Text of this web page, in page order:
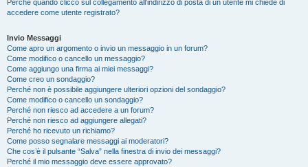
Perché quando clicco sul collegamento all’indirizzo di posta di un utente mi chiede di
accedere come utente registrato?
Invio Messaggi
Come apro un argomento o invio un messaggio in un forum?
Come modifico o cancello un messaggio?
Come aggiungo una firma ai miei messaggi?
Come creo un sondaggio?
Perché non è possibile aggiungere ulteriori opzioni del sondaggio?
Come modifico o cancello un sondaggio?
Perché non riesco ad accedere a un forum?
Perché non riesco ad aggiungere allegati?
Perché ho ricevuto un richiamo?
Come posso segnalare messaggi ai moderatori?
Che cos’è il pulsante “Salva” nella finestra di invio dei messaggi?
Perché il mio messaggio deve essere approvato?